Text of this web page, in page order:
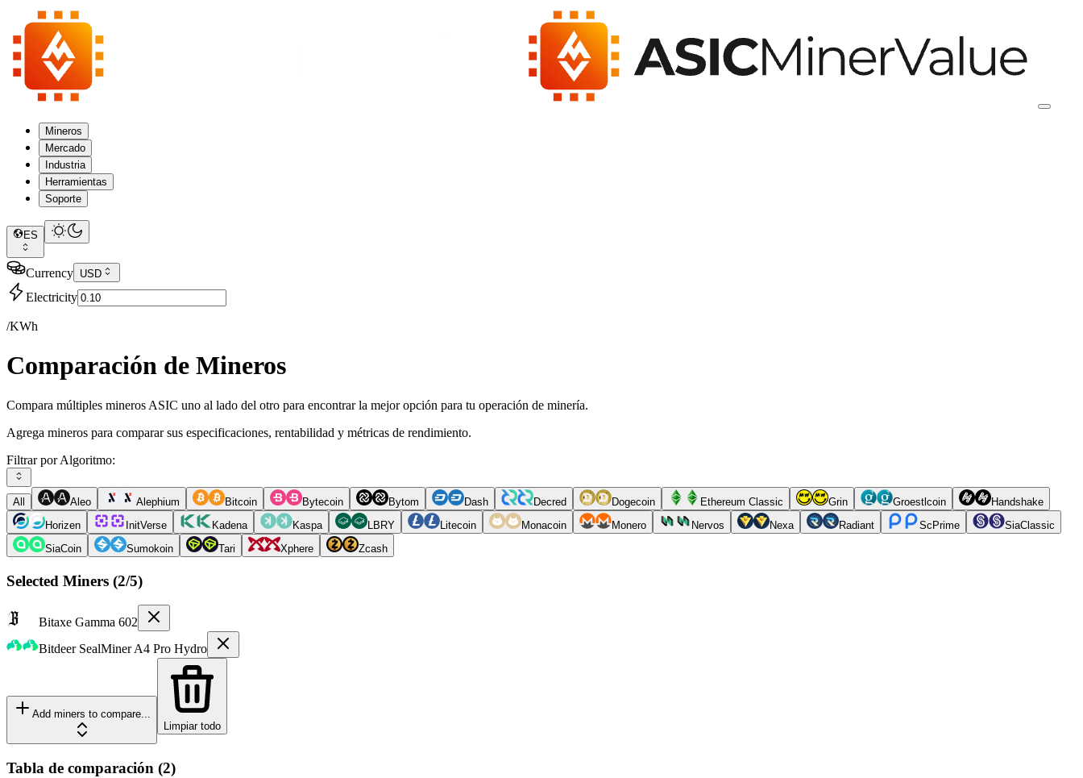
Mineros
Mercado
Industria
Herramientas
Soporte
ES
Currency USD
Electricity
/KWh
Comparación de Mineros
Compara múltiples mineros ASIC uno al lado del otro para encontrar la mejor opción para tu operación de minería.
Agrega mineros para comparar sus especificaciones, rentabilidad y métricas de rendimiento.
Filtrar por Algoritmo:
All Aleo Alephium Bitcoin Bytecoin Bytom Dash Decred Dogecoin Ethereum Classic Grin Groestlcoin
Handshake
Horizen
InitVerse Kadena Kaspa LBRY Litecoin Monacoin Monero Nervos Nexa Radiant ScPrime
SiaClassic
SiaCoin
Sumokoin Tari Xphere Zcash
Selected Miners (2/5)
Bitaxe Gamma 602
Bitdeer SealMiner A4 Pro Hydro
Add miners to compare...
Limpiar todo
Tabla de comparación (2)